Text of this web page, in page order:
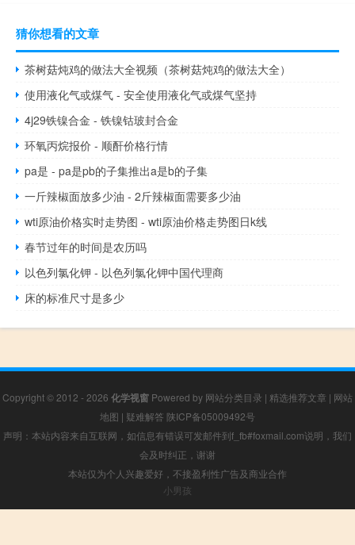
猜你想看的文章
茶树菇炖鸡的做法大全视频（茶树菇炖鸡的做法大全）
使用液化气或煤气 - 安全使用液化气或煤气坚持
4j29铁镍合金 - 铁镍钴玻封合金
环氧丙烷报价 - 顺酐价格行情
pa是 - pa是pb的子集推出a是b的子集
一斤辣椒面放多少油 - 2斤辣椒面需要多少油
wti原油价格实时走势图 - wti原油价格走势图日k线
春节过年的时间是农历吗
以色列氯化钾 - 以色列氯化钾中国代理商
床的标准尺寸是多少
Copyright © 2012 - 2026 化学视窗 Powered by 网站分类目录 | 精选推荐文章 | 网站
地图 | 疑难解答 陕ICP备05009492号
声明：本站内容来自互联网，如信息有错误可发邮件到f_fb#foxmail.com说明，我们
会及时纠正，谢谢
本站仅为个人兴趣爱好，不接盈利性广告及商业合作
小男孩